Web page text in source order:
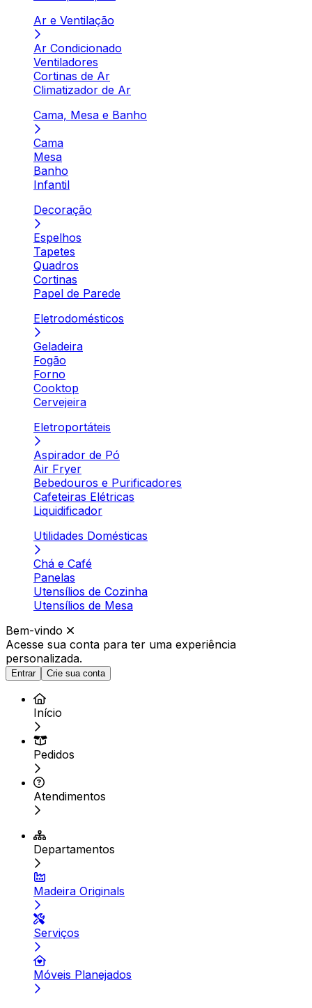
Ar e Ventilação
Ar Condicionado
Ventiladores
Cortinas de Ar
Climatizador de Ar
Cama, Mesa e Banho
Cama
Mesa
Banho
Infantil
Decoração
Espelhos
Tapetes
Quadros
Cortinas
Papel de Parede
Eletrodomésticos
Geladeira
Fogão
Forno
Cooktop
Cervejeira
Eletroportáteis
Aspirador de Pó
Air Fryer
Bebedouros e Purificadores
Cafeteiras Elétricas
Liquidificador
Utilidades Domésticas
Chá e Café
Panelas
Utensílios de Cozinha
Utensílios de Mesa
Bem-vindo
Acesse sua conta para ter uma experiência
personalizada.
Entrar Crie sua conta
Início
Pedidos
Atendimentos
Departamentos
Madeira Originals
Serviços
Móveis Planejados